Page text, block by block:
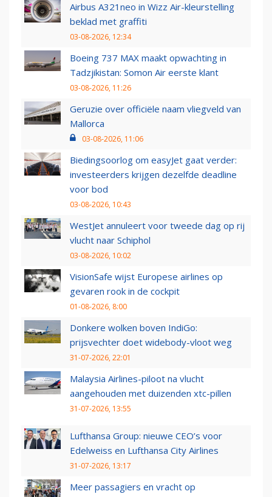
Airbus A321neo in Wizz Air-kleurstelling
beklad met graffiti
03-08-2026, 12:34
Boeing 737 MAX maakt opwachting in
Tadzjikistan: Somon Air eerste klant
03-08-2026, 11:26
Geruzie over officiële naam vliegveld van
Mallorca
03-08-2026, 11:06
Biedingsoorlog om easyJet gaat verder:
investeerders krijgen dezelfde deadline
voor bod
03-08-2026, 10:43
WestJet annuleert voor tweede dag op rij
vlucht naar Schiphol
03-08-2026, 10:02
VisionSafe wijst Europese airlines op
gevaren rook in de cockpit
01-08-2026, 8:00
Donkere wolken boven IndiGo:
prijsvechter doet widebody-vloot weg
31-07-2026, 22:01
Malaysia Airlines-piloot na vlucht
aangehouden met duizenden xtc-pillen
31-07-2026, 13:55
Lufthansa Group: nieuwe CEO’s voor
Edelweiss en Lufthansa City Airlines
31-07-2026, 13:17
Meer passagiers en vracht op